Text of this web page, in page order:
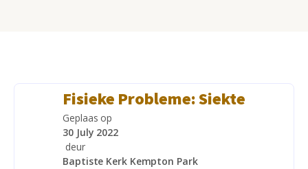
Fisieke Probleme: Siekte
Geplaas op
30 July 2022
deur
Baptiste Kerk Kempton Park